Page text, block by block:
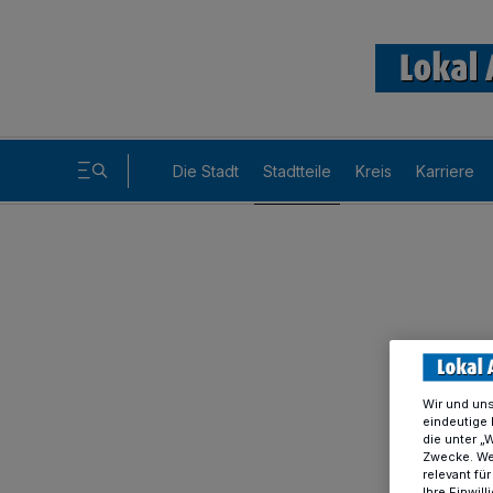
Die Stadt Stadtteile Kreis Karriere
Wir und
eindeutige
die unter
Zwecke.
relevant